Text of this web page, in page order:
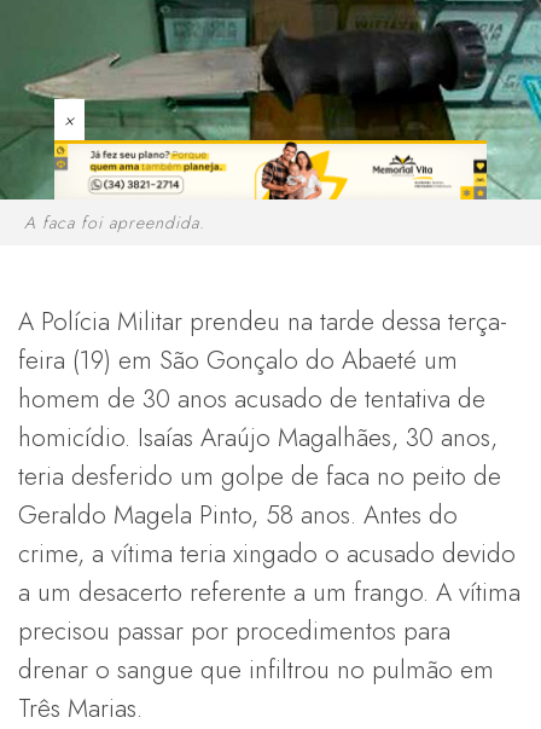
×
A faca foi apreendida.
A Polícia Militar prendeu na tarde dessa terça-
feira (19) em São Gonçalo do Abaeté um
homem de 30 anos acusado de tentativa de
homicídio. Isaías Araújo Magalhães, 30 anos,
teria desferido um golpe de faca no peito de
Geraldo Magela Pinto, 58 anos. Antes do
crime, a vítima teria xingado o acusado devido
a um desacerto referente a um frango. A vítima
precisou passar por procedimentos para
drenar o sangue que infiltrou no pulmão em
Três Marias.